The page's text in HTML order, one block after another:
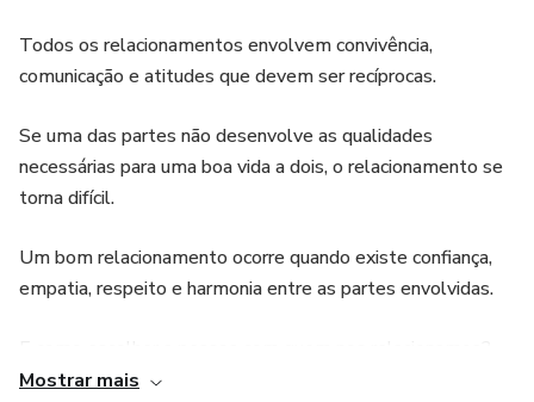
Todos os relacionamentos envolvem convivência,
comunicação e atitudes que devem ser recíprocas.
Se uma das partes não desenvolve as qualidades
necessárias para uma boa vida a dois, o relacionamento se
torna difícil.
Um bom relacionamento ocorre quando existe confiança,
empatia, respeito e harmonia entre as partes envolvidas.
Não é uma decisão racional concorda ?
Mostrar mais